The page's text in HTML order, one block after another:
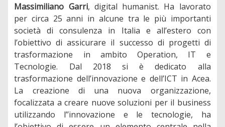
Massimiliano Garri, digital humanist. Ha lavorato
per circa 25 anni in alcune tra le più importanti
società di consulenza in Italia e all’estero con
l’obiettivo di assicurare il successo di progetti di
trasformazione in ambito Operation, IT e
Tecnologie. Dal 2018 si è dedicato alla
trasformazione dell’innovazione e dell’ICT in Acea.
La creazione di una nuova organizzazione,
focalizzata a creare nuove soluzioni per il business
utilizzando l’’innovazione e le tecnologie, ha